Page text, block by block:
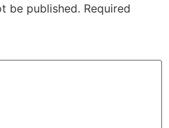
be published. Required